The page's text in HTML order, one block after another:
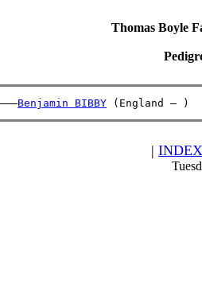
Thomas Boyle
Benjamin BIBBY (England
| INDEX